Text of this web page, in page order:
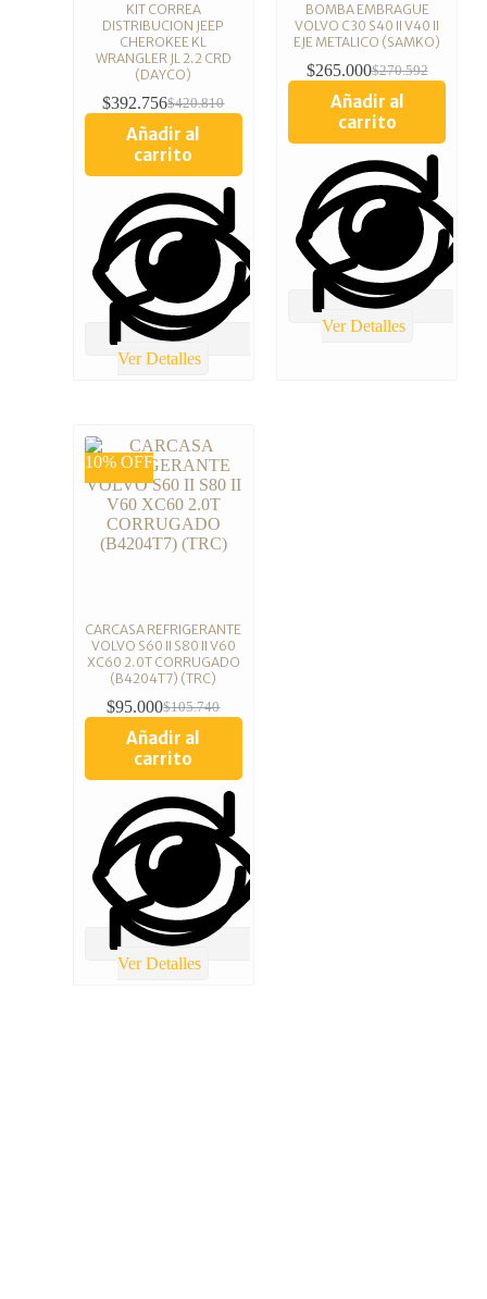
KIT CORREA
DISTRIBUCION JEEP
CHEROKEE KL
WRANGLER JL 2.2 CRD
(DAYCO)
$420.810
$392.756
Añadir al
carrito
Ver Detalles
BOMBA EMBRAGUE
VOLVO C30 S40 II V40 II
EJE METALICO (SAMKO)
$270.592
$265.000
Añadir al
carrito
Ver Detalles
10% OFF
CARCASA REFRIGERANTE
VOLVO S60 II S80 II V60
XC60 2.0T CORRUGADO
(B4204T7) (TRC)
$105.740
$95.000
Añadir al
carrito
Ver Detalles